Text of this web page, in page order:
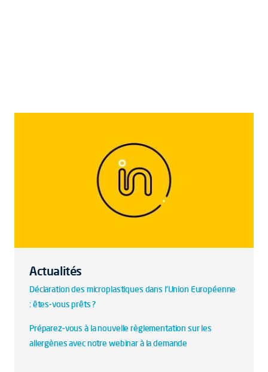
Actualités
Déclaration des microplastiques dans l'Union Européenne
: êtes-vous prêts ?
Préparez-vous à la nouvelle règlementation sur les
allergènes avec notre webinar à la demande